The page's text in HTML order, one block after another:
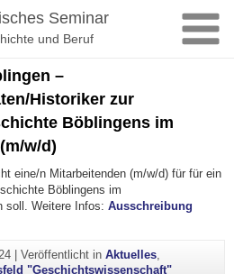
Seminar
und Beruf
–
Historiker zur
Böblingens im
w/d)
eine/n Mitarbeitenden (m/w/d) für für ein
Böblingens im
soll. Weitere Infos: Ausschreibung
| Veröffentlicht in Aktuelles,
"Geschichtswissenschaft"